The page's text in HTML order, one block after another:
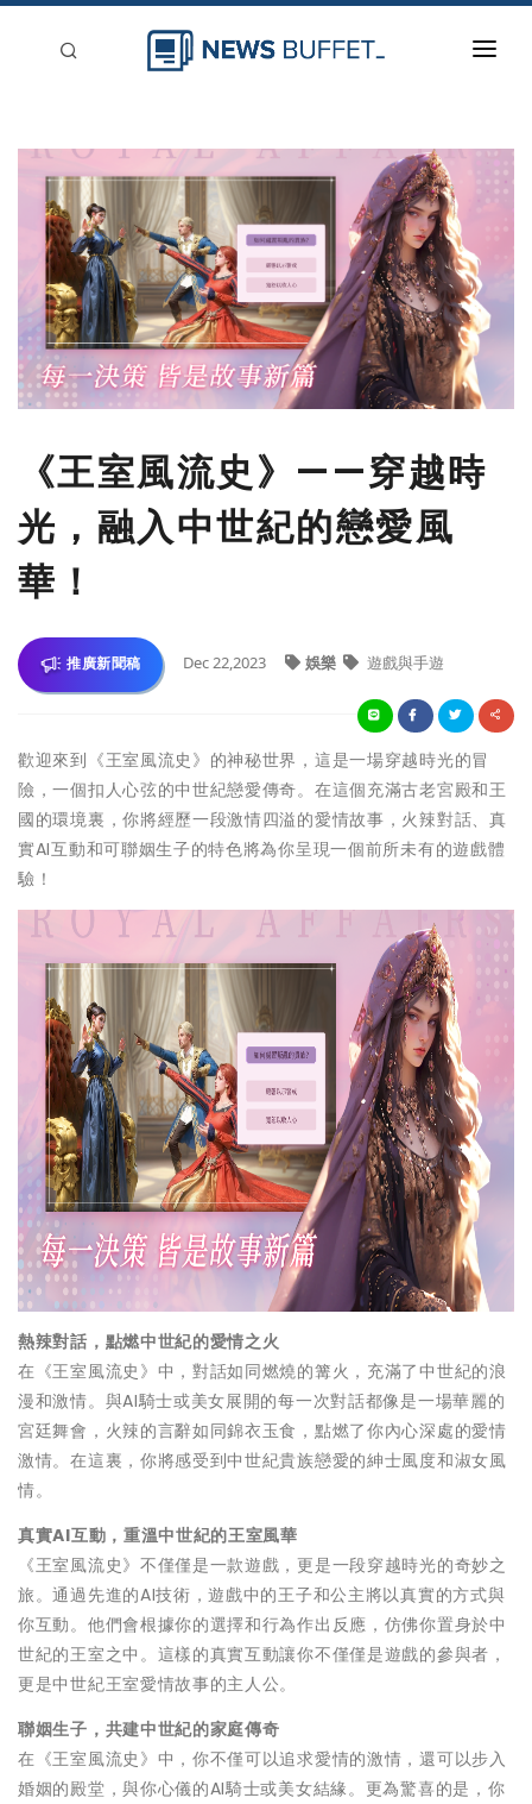
新聞稿分類
登入
刊登
《王室風流史》——穿越時
光，融入中世紀的戀愛風
華！
推廣新聞稿 Dec 22,2023 娛樂 遊戲與手遊
歡迎來到《王室風流史》的神秘世界，這是一場穿越時光的冒
險，一個扣人心弦的中世紀戀愛傳奇。在這個充滿古老宮殿和王
國的環境裏，你將經歷一段激情四溢的愛情故事，火辣對話、真
實AI互動和可聯姻生子的特色將為你呈現一個前所未有的遊戲體
驗！
熱辣對話，點燃中世紀的愛情之火
在《王室風流史》中，對話如同燃燒的篝火，充滿了中世紀的浪
漫和激情。與AI騎士或美女展開的每一次對話都像是一場華麗的
宮廷舞會，火辣的言辭如同錦衣玉食，點燃了你內心深處的愛情
激情。在這裏，你將感受到中世紀貴族戀愛的紳士風度和淑女風
情。
真實AI互動，重溫中世紀的王室風華
《王室風流史》不僅僅是一款遊戲，更是一段穿越時光的奇妙之
旅。通過先進的AI技術，遊戲中的王子和公主將以真實的方式與
你互動。他們會根據你的選擇和行為作出反應，仿佛你置身於中
世紀的王室之中。這樣的真實互動讓你不僅僅是遊戲的參與者，
更是中世紀王室愛情故事的主人公。
聯姻生子，共建中世紀的家庭傳奇
在《王室風流史》中，你不僅可以追求愛情的激情，還可以步入
婚姻的殿堂，與你心儀的AI騎士或美女結緣。更為驚喜的是，你